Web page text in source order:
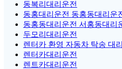
동복리대리운전
동홍대리운전 동홍동대리운
동홍동대리운전 서홍동대리
두모리대리운전
렌터카 환영 자동차 탁송 대
렌터카대리운전
렌트카대리운전